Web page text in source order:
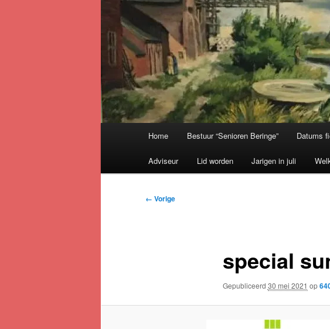
Home Bestuur “Senioren Beringe” Datums
Adviseur Lid worden Jarigen in juli
Afbeeldingsnavigatie
← Vorige
special
Gepubliceerd 30 mei 2021 op